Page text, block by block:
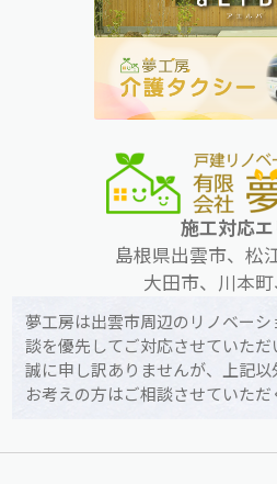
施工対応
島根県出雲市、松
大田市、川本
夢工房は出雲市周辺のリノベー
談を優先してご対応させていただ
誠に申し訳ありませんが、上記
お考えの方はご相談させていただ